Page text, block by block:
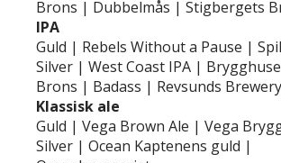
Brons | Dubbelmås | Stigbergets
IPA
Guld | Rebels Without a Pause |
Silver | West Coast IPA |
Brons | Badass | Revsunds
Klassisk ale
Guld | Vega Brown Ale | Vega
Silver | Ocean Kaptenens guld |